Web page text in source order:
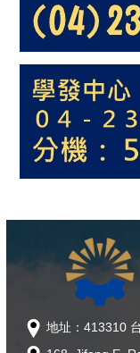
地址：413310